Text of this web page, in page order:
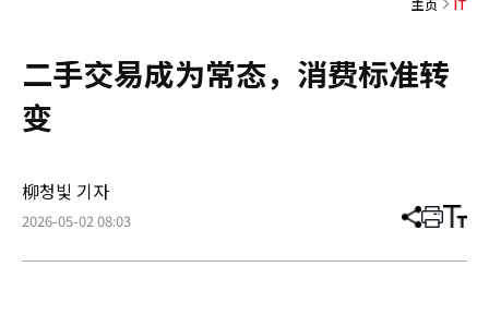
主页 IT
二手交易成为常态，消费标准转
变
柳청빛 기자
2026-05-02 08:03 分
章
打 调
小